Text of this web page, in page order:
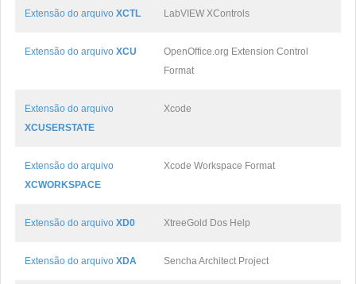
Extensão do arquivo XCTL LabVIEW XControls
Extensão do arquivo XCU
OpenOffice.org Extension Control
Format
Extensão do arquivo
XCUSERSTATE
Xcode
Extensão do arquivo
XCWORKSPACE
Xcode Workspace Format
Extensão do arquivo XD0 XtreeGold Dos Help
Extensão do arquivo XDA Sencha Architect Project